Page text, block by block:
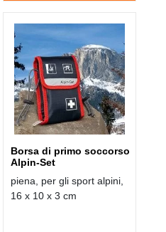
Borsa di primo soccorso
Alpin-Set
piena, per gli sport alpini,
16 x 10 x 3 cm